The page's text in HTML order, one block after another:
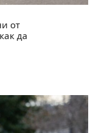
от
да